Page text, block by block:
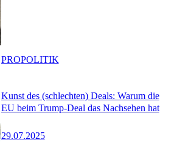
Kunst des (schlechten) Deals: Warum die
EU beim Trump-Deal das Nachsehen hat
29.07.2025
PROPOLITIK